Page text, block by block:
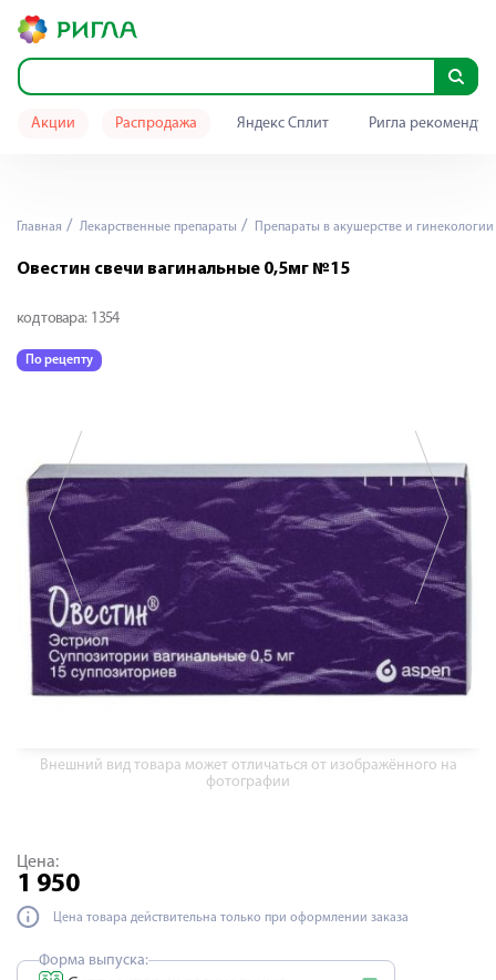
Акции Распродажа Яндекс Сплит Ригла
Главная Лекарственные препараты Препараты в акушерстве и гинекологии
Овестин свечи вагинальные 0,5мг №15
код товара: 1354
По рецепту
Внешний вид товара может отличаться от изображённого на
фотографии
Цена:
1 950
Цена товара действительна только при оформлении заказа
Форма выпуска: